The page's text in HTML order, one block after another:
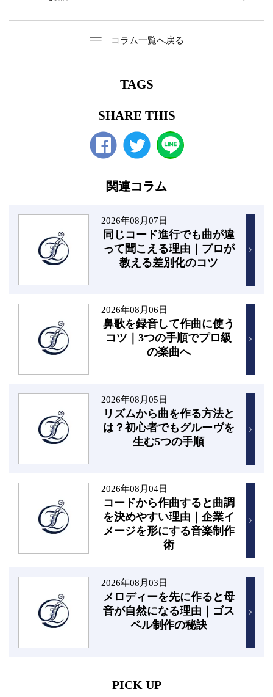
コラム一覧へ戻る
TAGS
SHARE THIS
関連コラム
2026年08月07日
同じコード進行でも曲が違
って聞こえる理由｜プロが
教える差別化のコツ
2026年08月06日
鼻歌を録音して作曲に使う
コツ｜3つの手順でプロ級
の楽曲へ
2026年08月05日
リズムから曲を作る方法と
は？初心者でもグルーヴを
生む5つの手順
2026年08月04日
コードから作曲すると曲調
を決めやすい理由｜企業イ
メージを形にする音楽制作
術
2026年08月03日
メロディーを先に作ると母
音が自然になる理由｜ゴス
ペル制作の秘訣
PICK UP